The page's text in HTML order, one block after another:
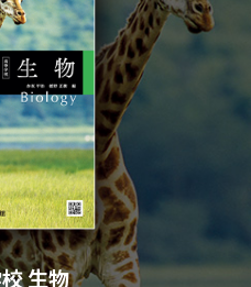
生物